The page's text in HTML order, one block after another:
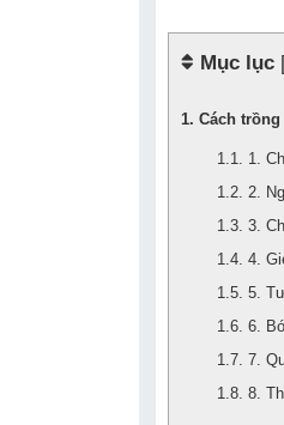
Mục lục
Cách
1.
2.
3.
4.
5.
6.
7.
8.